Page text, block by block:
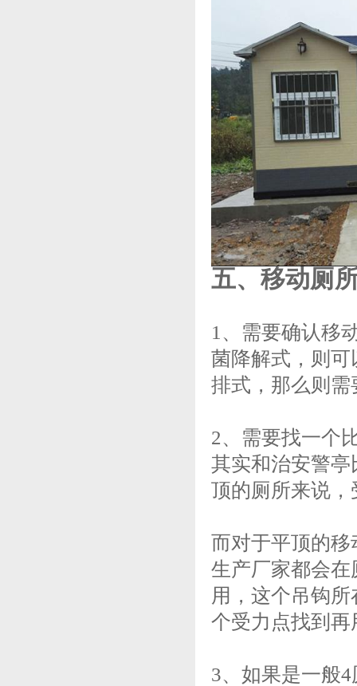
五、移动厕
1、需要确认移
菌降解式，则
排式，那么则
2、需要找一个
其实和治安警
顶的厕所来说
而对于平顶的
生产厂家都会
用，这个吊钩
个受力点找到
3、如果是一般